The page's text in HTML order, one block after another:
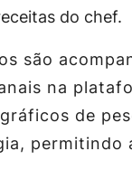
do chef.
são
na
de
permitindo